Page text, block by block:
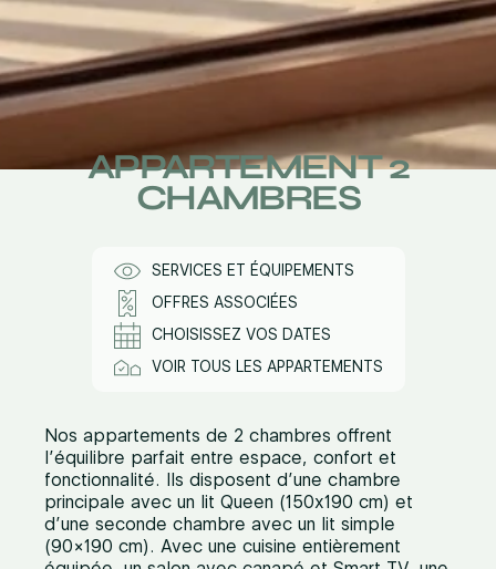
APPARTEMENT 2
CHAMBRES
SERVICES ET ÉQUIPEMENTS
OFFRES ASSOCIÉES
CHOISISSEZ VOS DATES
VOIR TOUS LES APPARTEMENTS
Nos appartements de 2 chambres offrent
l’équilibre parfait entre espace, confort et
fonctionnalité. Ils disposent d’une chambre
principale avec un lit Queen (150x190 cm) et
d’une seconde chambre avec un lit simple
(90×190 cm). Avec une cuisine entièrement